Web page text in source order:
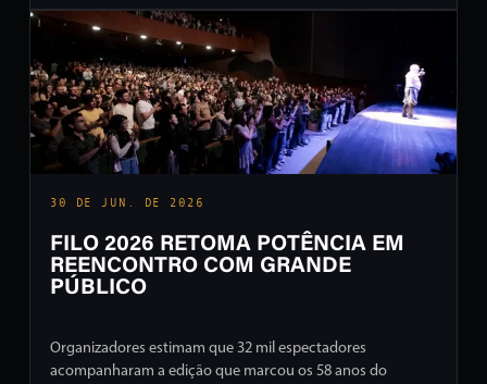
30 DE JUN. DE 2026
FILO 2026 RETOMA POTÊNCIA EM
REENCONTRO COM GRANDE
PÚBLICO
Organizadores estimam que 32 mil espectadores
acompanharam a edição que marcou os 58 anos do